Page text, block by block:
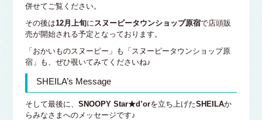
併せてご覧ください。
その後は12月上旬にスヌーピータウンショップ原宿で店頭販
売が開始される予定となっております。
「おかいものスヌーピー」も「スヌーピータウンショップ原
宿」も、ぜひ覗いてみてくださいね♪
SHEILA’s Message
そして最後に、 SNOOPY Star★d’orを立ち上げたSHEILAか
らみなさまへのメッセージです♪